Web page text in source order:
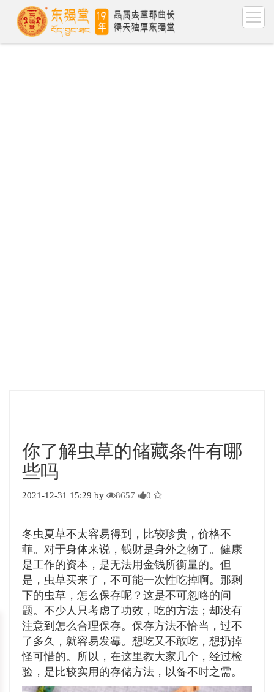
你了解虫草的储藏条件有哪
些吗
2021-12-31 15:29 by 8657 0
冬虫夏草不太容易得到，比较珍贵，价格不
菲。对于身体来说，钱财是身外之物了。健康
是工作的资本，是无法用金钱所衡量的。但
是，虫草买来了，不可能一次性吃掉啊。那剩
下的虫草，怎么保存呢？这是不可忽略的问
题。不少人只考虑了功效，吃的方法；却没有
注意到怎么合理保存。保存方法不恰当，过不
了多久，就容易发霉。想吃又不敢吃，想扔掉
怪可惜的。所以，在这里教大家几个，经过检
验，是比较实用的存储方法，以备不时之需。